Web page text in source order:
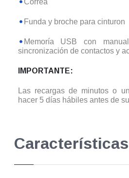
Correa
Funda y broche para cinturon
Memoría USB con
sincronización de contactos y
IMPORTANTE:
Las recargas de minutos o
hacer 5 días hábiles antes de
Características